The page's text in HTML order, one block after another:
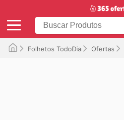
Folhetos TodoDia Ofertas